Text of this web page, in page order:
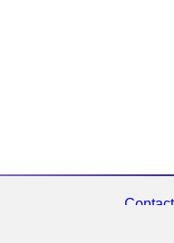
Contact